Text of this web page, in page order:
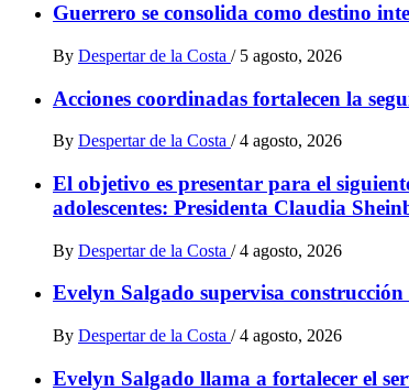
Guerrero se consolida como destino
By Despertar de la Costa / 5 agosto, 2026
Acciones coordinadas fortalecen la
By Despertar de la Costa / 4 agosto, 2026
El objetivo es presentar para el
adolescentes: Presidenta Claudia
By Despertar de la Costa / 4 agosto, 2026
Evelyn Salgado supervisa
By Despertar de la Costa / 4 agosto, 2026
Evelyn Salgado llama a fortalecer el